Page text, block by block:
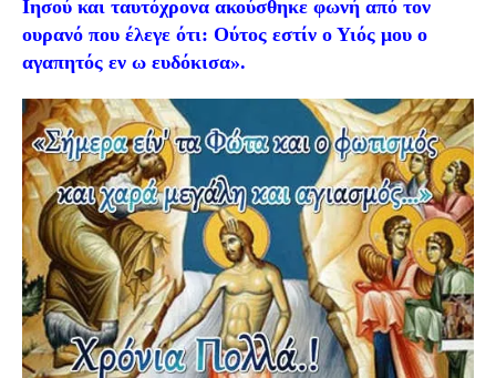
Ιησού και ταυτόχρονα ακούσθηκε φωνή από τον
ουρανό που έλεγε ότι: Ούτος εστίν ο Υιός μου ο
αγαπητός εν ω ευδόκισα».